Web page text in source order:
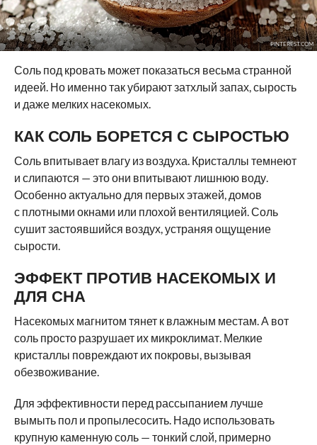
PINTEREST.COM
Соль под кровать может показаться весьма странной
идеей. Но именно так убирают затхлый запах, сырость
и даже мелких насекомых.
КАК СОЛЬ БОРЕТСЯ С СЫРОСТЬЮ
Соль впитывает влагу из воздуха. Кристаллы темнеют
и слипаются — это они впитывают лишнюю воду.
Особенно актуально для первых этажей, домов
с плотными окнами или плохой вентиляцией. Соль
сушит застоявшийся воздух, устраняя ощущение
сырости.
ЭФФЕКТ ПРОТИВ НАСЕКОМЫХ И
ДЛЯ СНА
Насекомых магнитом тянет к влажным местам. А вот
соль просто разрушает их микроклимат. Мелкие
кристаллы повреждают их покровы, вызывая
обезвоживание.
Для эффективности перед рассыпанием лучше
вымыть пол и пропылесосить. Надо использовать
крупную каменную соль — тонкий слой, примерно